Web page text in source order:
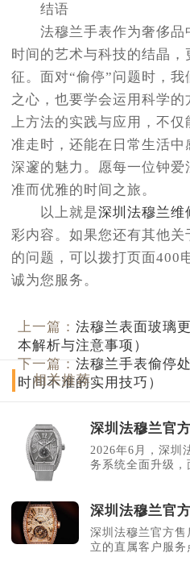
结语
法穆兰手表作为奢侈品
时间的艺术与科技的结晶
征。面对“偷停”问题时，
之心，也要学会运用科学
上方法的实践与应用，不
准走时，还能在日常生活
深邃的魅力。愿每一位钟
准而优雅的时间之旅。
以上就是深圳法穆兰维
彩内容。如果您还有其他
的问题，可以拨打页面400
诚为您服务。
上一篇：法穆兰表面玻璃
本解析与注意事项）
下一篇：法穆兰手表偷停
时间不准的实用技巧）
相关推荐
深圳法穆兰官
2026年6月，深圳
务系统全面升级，
深圳法穆兰官
深圳法穆兰官方
立的直属客户服务